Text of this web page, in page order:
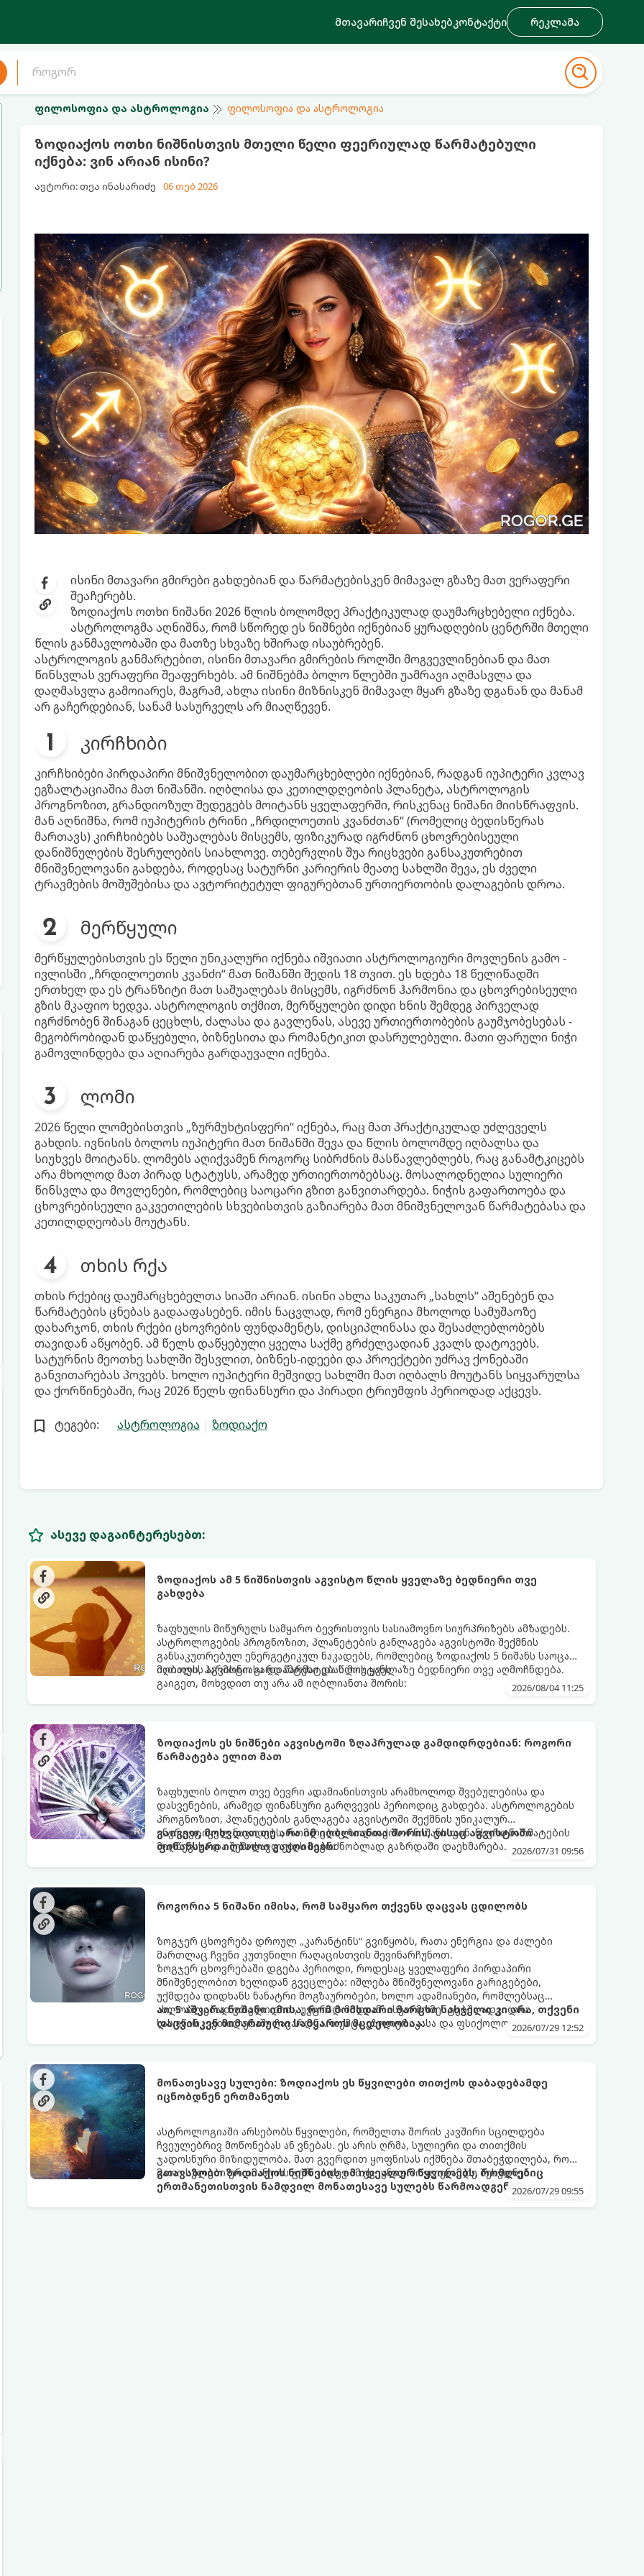
მთავარიჩვენ შესახებკონტაქტი რეკლამა
ფილოსოფია და ასტროლოგია ფილოსოფია და ასტროლოგია
ზოდიაქოს ოთხი ნიშნისთვის მთელი წელი ფეერიულად წარმატებული
იქნება: ვინ არიან ისინი?
ავტორი: თეა ინასარიძე 06 თებ 2026
ისინი მთავარი გმირები გახდებიან და წარმატებისკენ მიმავალ გზაზე მათ ვერაფერი
შეაჩერებს.
ზოდიაქოს ოთხი ნიშანი 2026 წლის ბოლომდე პრაქტიკულად დაუმარცხებელი იქნება.
ასტროლოგმა აღნიშნა, რომ სწორედ ეს ნიშნები იქნებიან ყურადღების ცენტრში მთელი
წლის განმავლობაში და მათზე სხვაზე ხშირად ისაუბრებენ.
ასტროლოგის განმარტებით, ისინი მთავარი გმირების როლში მოგვევლინებიან და მათ
წინსვლას ვერაფერი შეაფერხებს. ამ ნიშნებმა ბოლო წლებში უამრავი აღმასვლა და
დაღმასვლა გამოიარეს, მაგრამ, ახლა ისინი მიზნისკენ მიმავალ მყარ გზაზე დგანან და მანამ
არ გაჩერდებიან, სანამ სასურველს არ მიაღწევენ.
კირჩხიბი
კირჩხიბები პირდაპირი მნიშვნელობით დაუმარცხებლები იქნებიან, რადგან იუპიტერი კვლავ
ეგზალტაციაშია მათ ნიშანში. იღბლისა და კეთილდღეობის პლანეტა, ასტროლოგის
პროგნოზით, გრანდიოზულ შედეგებს მოიტანს ყველაფერში, რისკენაც ნიშანი მიისწრაფვის.
მან აღნიშნა, რომ იუპიტერის ტრინი „ჩრდილოეთის კვანძთან“ (რომელიც ბედისწერას
მართავს) კირჩხიბებს საშუალებას მისცემს, ფიზიკურად იგრძნონ ცხოვრებისეული
დანიშნულების შესრულების სიახლოვე. თებერვლის შუა რიცხვები განსაკუთრებით
მნიშვნელოვანი გახდება, როდესაც სატურნი კარიერის მეათე სახლში შევა, ეს ძველი
ტრავმების მოშუშებისა და ავტორიტეტულ ფიგურებთან ურთიერთობის დალაგების დროა.
მერწყული
მერწყულებისთვის ეს წელი უნიკალური იქნება იშვიათი ასტროლოგიური მოვლენის გამო -
ივლისში „ჩრდილოეთის კვანძი“ მათ ნიშანში შედის 18 თვით. ეს ხდება 18 წელიწადში
ერთხელ და ეს ტრანზიტი მათ საშუალებას მისცემს, იგრძნონ ჰარმონია და ცხოვრებისეული
გზის მკაფიო ხედვა. ასტროლოგის თქმით, მერწყულები დიდი ხნის შემდეგ პირველად
იგრძნობენ შინაგან ცეცხლს, ძალასა და გავლენას, ასევე ურთიერთობების გაუმჯობესებას -
მეგობრობიდან დაწყებული, ბიზნესითა და რომანტიკით დასრულებული. მათი ფარული ნიჭი
გამოვლინდება და აღიარება გარდაუვალი იქნება.
ლომი
2026 წელი ლომებისთვის „ზურმუხტისფერი“ იქნება, რაც მათ პრაქტიკულად უძლეველს
გახდის. ივნისის ბოლოს იუპიტერი მათ ნიშანში შევა და წლის ბოლომდე იღბალსა და
სიუხვეს მოიტანს. ლომებს აღიქვამენ როგორც სიბრძნის მასწავლებლებს, რაც განამტკიცებს
არა მხოლოდ მათ პირად სტატუსს, არამედ ურთიერთობებსაც. მოსალოდნელია სულიერი
წინსვლა და მოვლენები, რომლებიც საოცარი გზით განვითარდება. ნიჭის გაფართოება და
ცხოვრებისეული გაკვეთილების სხვებისთვის გაზიარება მათ მნიშვნელოვან წარმატებასა და
კეთილდღეობას მოუტანს.
თხის რქა
თხის რქებიც დაუმარცხებელთა სიაში არიან. ისინი ახლა საკუთარ „სახლს“ აშენებენ და
წარმატების ცნებას გადააფასებენ. იმის ნაცვლად, რომ ენერგია მხოლოდ სამუშაოზე
დახარჯონ, თხის რქები ცხოვრების ფუნდამენტს, დისციპლინასა და შესაძლებლობებს
თავიდან აწყობენ. ამ წელს დაწყებული ყველა საქმე გრძელვადიან კვალს დატოვებს.
სატურნის მეოთხე სახლში შესვლით, ბიზნეს-იდეები და პროექტები უძრავ ქონებაში
განვითარებას პოვებს. ხოლო იუპიტერი მეშვიდე სახლში მათ იღბალს მოუტანს სიყვარულსა
და ქორწინებაში, რაც 2026 წელს ფინანსური და პირადი ტრიუმფის პერიოდად აქცევს.
ტეგები: ასტროლოგია ზოდიაქო
ასევე დაგაინტერესებთ:
ზოდიაქოს ამ 5 ნიშნისთვის აგვისტო წლის ყველაზე ბედნიერი თვე
გახდება
ზაფხულის მიწურულს სამყარო ბევრისთვის სასიამოვნო სიურპრიზებს ამზადებს.
ასტროლოგების პროგნოზით, პლანეტების განლაგება აგვისტოში შექმნის
განსაკუთრებულ ენერგეტიკულ ნაკადებს, რომლებიც ზოდიაქოს 5 ნიშანს საოცარ
იღბალს, ჰარმონიასა და წარმატებას მოუტანს.
მათთვის აგვისტო გარდამტეხი და წლის ყველაზე ბედნიერი თვე აღმოჩნდება.
გაიგეთ, მოხვდით თუ არა ამ იღბლიანთა შორის:
2026/08/04 11:25
ზოდიაქოს ეს ნიშნები აგვისტოში ზღაპრულად გამდიდრდებიან: როგორი
წარმატება ელით მათ
ზაფხულის ბოლო თვე ბევრი ადამიანისთვის არამხოლოდ შვებულებისა და
დასვენების, არამედ ფინანსური გარღვევის პერიოდიც გახდება. ასტროლოგების
პროგნოზით, პლანეტების განლაგება აგვისტოში შექმნის უნიკალურ
ენერგეტიკულ ნაკადებს, რომლებიც ზოდიაქოს 4 ნიშანს ფინანსური წარმატების
მიღწევასა და შემოსავლების საგრძნობლად გაზრდაში დაეხმარება.
გაიგეთ, მოხვდით თუ არა იმ იღბლიანთა შორის, ვისაც აგვისტოში
ფინანსური იღბალი გაუღიმებს:
2026/07/31 09:56
როგორია 5 ნიშანი იმისა, რომ სამყარო თქვენს დაცვას ცდილობს
ზოგჯერ ცხოვრება დროულ „კარანტინს“ გვიწყობს, რათა ენერგია და ძალები
მართლაც ჩვენი კუთვნილი რაღაცისთვის შევინარჩუნოთ.
ზოგჯერ ცხოვრებაში დგება პერიოდი, როდესაც ყველაფერი პირდაპირი
მნიშვნელობით ხელიდან გვეცლება: იშლება მნიშვნელოვანი გარიგებები,
უქმდება დიდხანს ნანატრი მოგზაურობები, ხოლო ადამიანები, რომლებსაც
ახლობლებად ვთვლიდით, უეცრად მიდიან. ასეთ მომენტებში ადვილია
სასოწარკვეთილებაში ჩავარდნა. თუმცა ეზოთერიკასა და ფსიქოლოგიაში ეს
აი, 5 აშკარა ნიშანი იმისა, რომ მომხდარი მარცხი სასჯელი კი არა, თქვენი
დაცვისკენ მიმართული სამყაროს მცდელობაა:
2026/07/29 12:52
მონათესავე სულები: ზოდიაქოს ეს წყვილები თითქოს დაბადებამდე
იცნობდნენ ერთმანეთს
ასტროლოგიაში არსებობს წყვილები, რომელთა შორის კავშირი სცილდება
ჩვეულებრივ მოწონებას ან ვნებას. ეს არის ღრმა, სულიერი და თითქმის
ჯადოსნური მიზიდულობა. მათ გვერდით ყოფნისას იქმნება შთაბეჭდილება, რომ
მათი სულები ერთმანეთს ჯერ კიდევ ამ ქვეყნად მოვლენამდე შეხვდნენ.
გთავაზობთ ზოდიაქოს ნიშნების იმ იდეალურ წყვილებს, რომლებიც
ერთმანეთისთვის ნამდვილ მონათესავე სულებს წარმოადგენენ:2026/07/29 09:55